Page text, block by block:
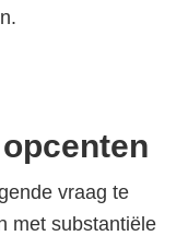
vraag te
met substantiële